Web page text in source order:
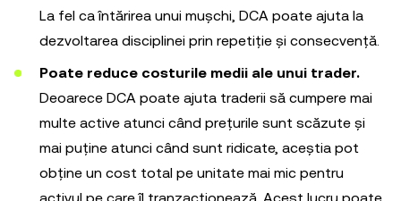
La fel ca întărirea unui mușchi, DCA poate ajuta la
dezvoltarea disciplinei prin repetiție și consecvență.
Poate reduce costurile medii ale unui trader.
Deoarece DCA poate ajuta traderii să cumpere mai
multe active atunci când prețurile sunt scăzute și
mai puține atunci când sunt ridicate, aceștia pot
obține un cost total pe unitate mai mic pentru